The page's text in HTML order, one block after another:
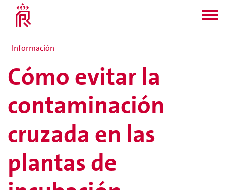
Información
Cómo evitar la
contaminación
cruzada en las
plantas de